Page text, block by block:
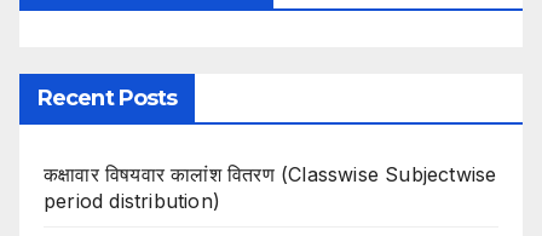
Recent Posts
कक्षावार विषयवार कालांश वितरण (Classwise Subjectwise
period distribution)